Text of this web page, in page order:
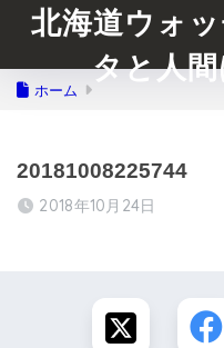
北海道ウォ
タと人
ホーム
20181008225744
2018年10月24日